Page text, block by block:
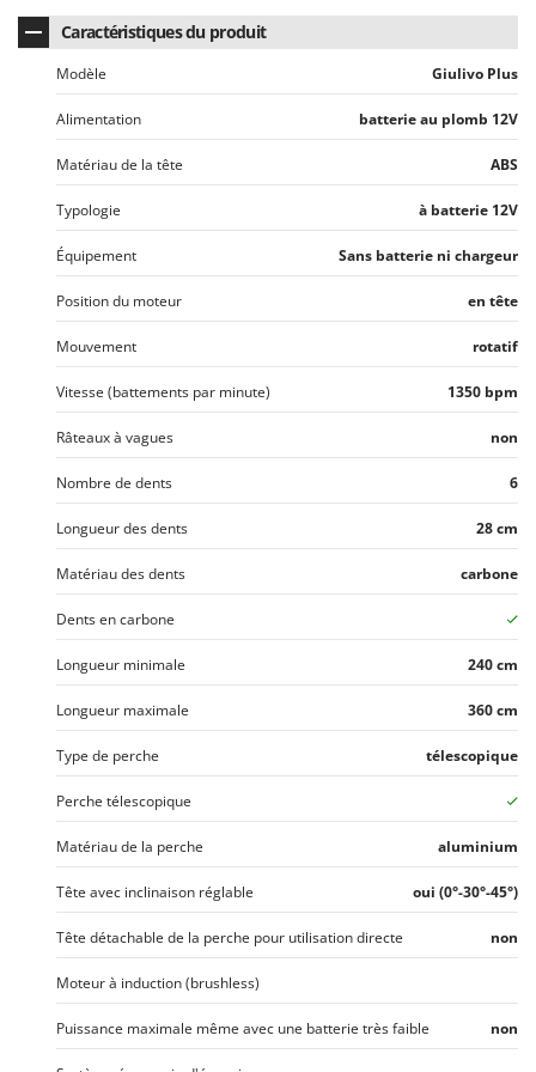
Stiga
Stocker
Sunseeker
Tecla
TecnoGen
Tellarini Pompe
Telwin
Tenco
Tineco
Titania
Tornado
Tre Spade
Trev - Abrek - TecnoVIR
Troy-Bilt
Udor
Verdemax
Vesco
Volpi
Waldner
Weber
WIDU
Wiper EcoRobot
Wolf Garten
Wortex
Caractéristiques du produit
Modèle Giulivo Plus
Alimentation batterie au plomb 12V
Matériau de la tête ABS
Typologie à batterie 12V
Équipement Sans batterie ni chargeur
Position du moteur en tête
Mouvement rotatif
Vitesse (battements par minute) 1350 bpm
Râteaux à vagues non
Nombre de dents 6
Longueur des dents 28 cm
Matériau des dents carbone
Dents en carbone
Longueur minimale 240 cm
Longueur maximale 360 cm
Type de perche télescopique
Perche télescopique
Matériau de la perche aluminium
Tête avec inclinaison réglable oui (0°-30°-45°)
Tête détachable de la perche pour utilisation directe non
Moteur à induction (brushless)
Puissance maximale même avec une batterie très faible non